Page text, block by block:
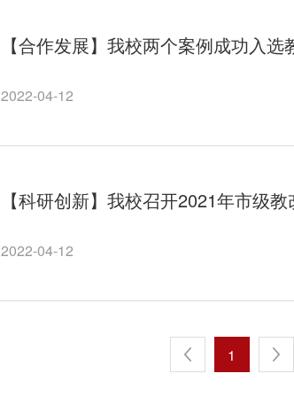
【合作发展】我校两个案例成功入
2022-04-12
【科研创新】我校召开2021年市级
2022-04-12
1